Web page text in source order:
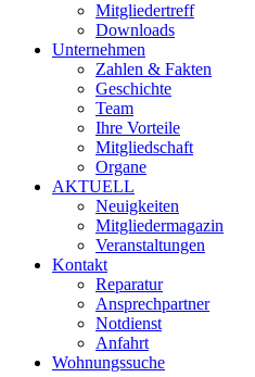
Mitgliedertreff
Downloads
Unternehmen
Zahlen & Fakten
Geschichte
Team
Ihre Vorteile
Mitgliedschaft
Organe
AKTUELL
Neuigkeiten
Mitgliedermagazin
Veranstaltungen
Kontakt
Reparatur
Ansprechpartner
Notdienst
Anfahrt
Wohnungssuche